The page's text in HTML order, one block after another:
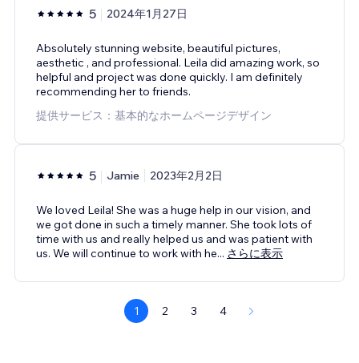
5 2024年1月27日
Absolutely stunning website, beautiful pictures,
aesthetic , and professional. Leila did amazing work, so
helpful and project was done quickly. I am definitely
recommending her to friends.
提供サービス：基本的なホームページデザイン
5 Jamie 2023年2月2日
We loved Leila! She was a huge help in our vision, and
we got done in such a timely manner. She took lots of
time with us and really helped us and was patient with
us. We will continue to work with he... さらに表示
1 2 3 4